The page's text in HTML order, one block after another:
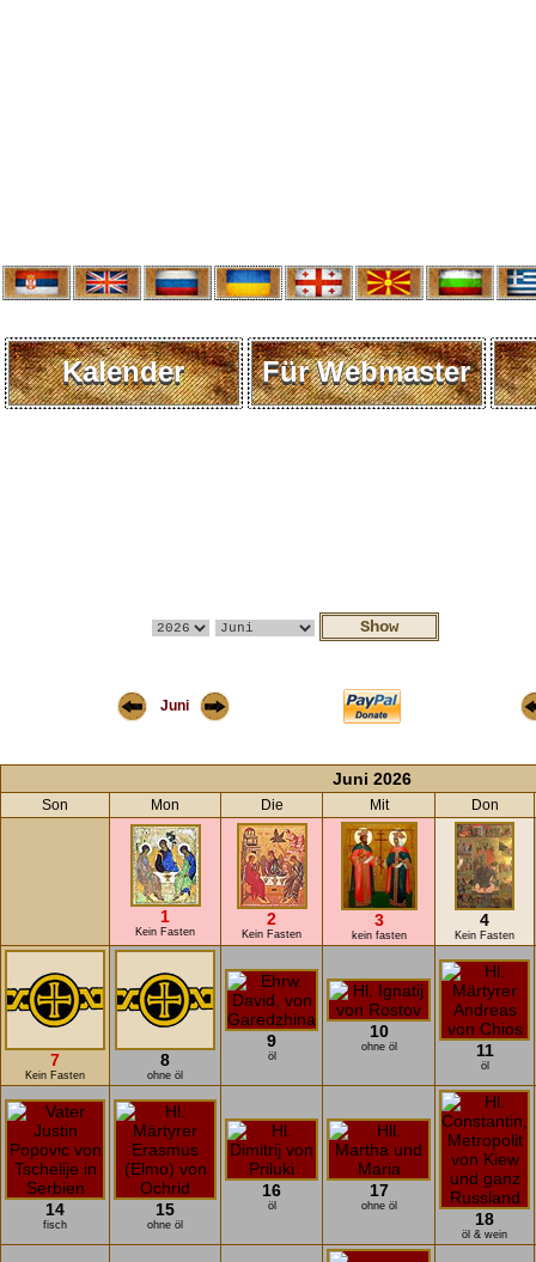
Kalender Für Webmaster
Juni
Juni 2026
Son Mon Die Mit Don
1
Kein Fasten
2
Kein Fasten
3
kein fasten
4
Kein Fasten
7
Kein Fasten
8
ohne öl
9
öl
10
ohne öl 11
öl
14
fisch
15
ohne öl
16
öl
17
ohne öl
18
öl & wein